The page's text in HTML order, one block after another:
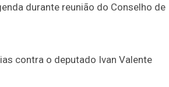
durante reunião do Conselho de
contra o deputado Ivan Valente